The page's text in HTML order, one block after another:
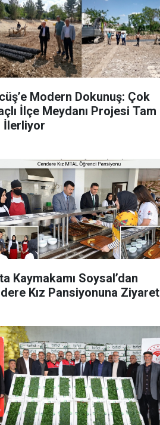
Modern Dokunuş: Çok
İlçe Meydanı Projesi Tam
İlerliyor
Kaymakamı Soysal’dan
Kız Pansiyonuna Ziyaret